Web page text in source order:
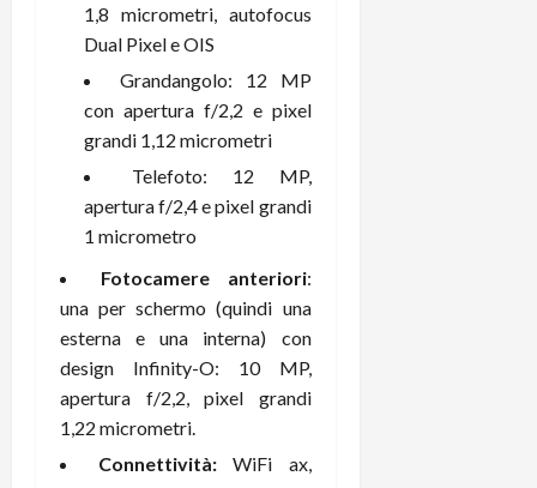
1,8 micrometri, autofocus
Dual Pixel e OIS
Grandangolo: 12 MP
con apertura f/2,2 e pixel
grandi 1,12 micrometri
Telefoto: 12 MP,
apertura f/2,4 e pixel grandi
1 micrometro
Fotocamere anteriori:
una per schermo (quindi una
esterna e una interna) con
design Infinity-O: 10 MP,
apertura f/2,2, pixel grandi
1,22 micrometri.
Connettività: WiFi ax,